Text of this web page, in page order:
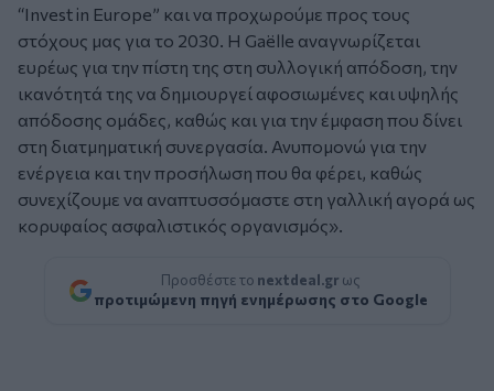
“Invest in Europe” και να προχωρούμε προς τους
στόχους μας για το 2030. Η Gaëlle αναγνωρίζεται
ευρέως για την πίστη της στη συλλογική απόδοση, την
ικανότητά της να δημιουργεί αφοσιωμένες και υψηλής
απόδοσης ομάδες, καθώς και για την έμφαση που δίνει
στη διατμηματική συνεργασία. Ανυπομονώ για την
ενέργεια και την προσήλωση που θα φέρει, καθώς
συνεχίζουμε να αναπτυσσόμαστε στη γαλλική αγορά ως
κορυφαίος ασφαλιστικός οργανισμός».
Προσθέστε το nextdeal.gr ως
προτιμώμενη πηγή ενημέρωσης στο Google